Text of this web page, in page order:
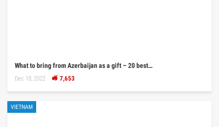
What to bring from Azerbaijan as a gift – 20 best…
Dec 18, 2022 7,653
VIETNAM